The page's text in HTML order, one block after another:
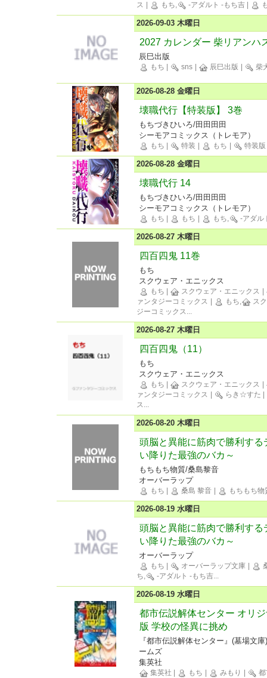
ス
もち, -アダルト -もち吉
2026-09-03 木曜日
2027 カレンダー 柴リアンハ
辰巳出版
もち sns 辰巳出版 柴
2026-08-28 金曜日
壊職代行【特装版】 3巻
もちづきひいろ/田田田田
シーモアコミックス（トレモア）
もち 特装 もち 特装版
2026-08-28 金曜日
壊職代行 14
もちづきひいろ/田田田田
シーモアコミックス（トレモア）
もち もち もち, -アダル
2026-08-27 木曜日
四百四鬼 11巻
もち
スクウェア・エニックス
もち スクウェア・エニックス
ァンタジーコミックス
もち,
スク
ジーコミックス...
2026-08-27 木曜日
四百四鬼（11）
もち
スクウェア・エニックス
もち スクウェア・エニックス
ァンタジーコミックス
らき☆すた
ス...
2026-08-20 木曜日
頭脳と異能に筋肉で勝利す
い降りた最強のバカ～
もちもち物質/桑島黎音
オーバーラップ
もち 桑島 黎音 もちもち物
2026-08-19 水曜日
頭脳と異能に筋肉で勝利す
い降りた最強のバカ～
オーバーラップ
もち オーバーラップ文庫
ち,
-アダルト -もち吉...
2026-08-19 水曜日
都市伝説解体センター オリ
版 学校の怪異に挑め
『都市伝説解体センター』(墓場文
ームズ
集英社
集英社 もち みもり 都